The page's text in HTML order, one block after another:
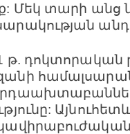
Մեկ տարի անց
թ.